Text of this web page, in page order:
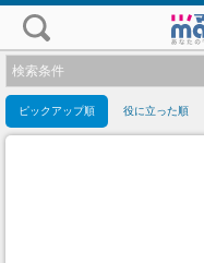
検索条件
ピックアップ順 役に立った順